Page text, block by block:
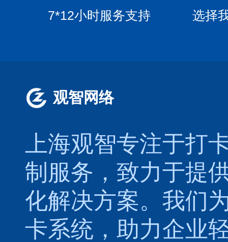
7*12小时服务支持 选择
观智网络
上海观智专注于打
制服务，致力于提
化解决方案。我们
卡系统，助力企业